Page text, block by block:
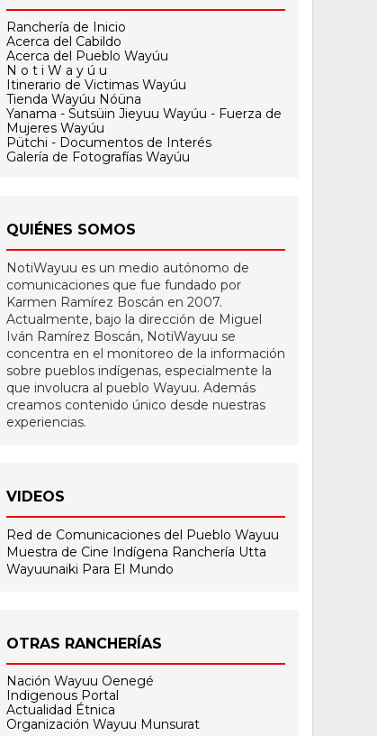
Ranchería de Inicio
Acerca del Cabildo
Acerca del Pueblo Wayúu
N o t i W a y ú u
Itinerario de Victimas Wayúu
Tienda Wayúu Nóüna
Yanama - Sutsüin Jieyuu Wayúu - Fuerza de
Mujeres Wayúu
Pütchi - Documentos de Interés
Galería de Fotografías Wayúu
QUIÉNES SOMOS
NotiWayuu es un medio autónomo de
comunicaciones que fue fundado por
Karmen Ramírez Boscán en 2007.
Actualmente, bajo la dirección de Miguel
Iván Ramírez Boscán, NotiWayuu se
concentra en el monitoreo de la información
sobre pueblos indígenas, especialmente la
que involucra al pueblo Wayuu. Además
creamos contenido único desde nuestras
experiencias.
VIDEOS
Red de Comunicaciones del Pueblo Wayuu
Muestra de Cine Indígena Ranchería Utta
Wayuunaiki Para El Mundo
OTRAS RANCHERÍAS
Nación Wayuu Oenegé
Indigenous Portal
Actualidad Étnica
Organización Wayuu Munsurat